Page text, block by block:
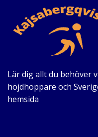
Lär dig allt du behöver
höjdhoppare och
hemsida